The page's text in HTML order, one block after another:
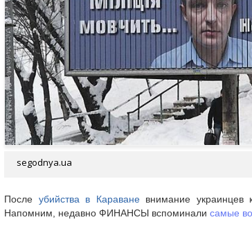
segodnya.ua
После убийства в Караваневнимание украинцев
Напомним, недавно ФИНАНСЫ вспоминали самые